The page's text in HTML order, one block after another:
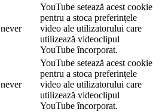
never
YouTube setează acest cookie
pentru a stoca preferințele
video ale utilizatorului care
utilizează videoclipul
YouTube încorporat.
never
YouTube setează acest cookie
pentru a stoca preferințele
video ale utilizatorului care
utilizează videoclipul
YouTube încorporat.